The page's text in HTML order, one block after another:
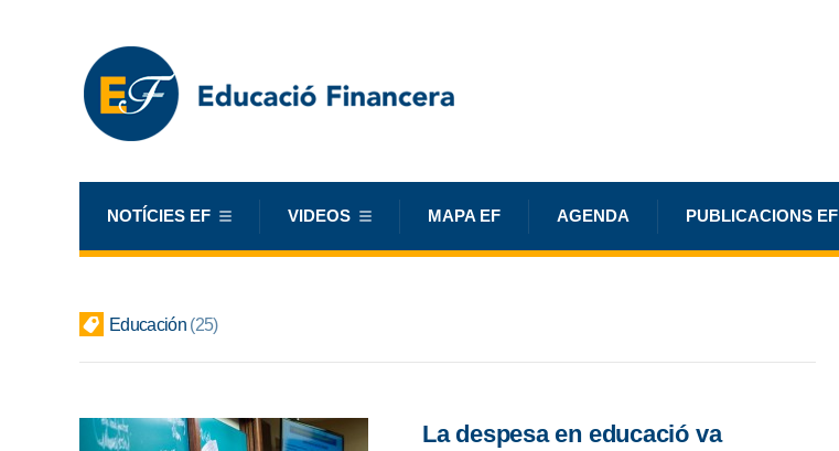
NOTÍCIES EF VIDEOS MAPA EF AGENDA PUBLICACIONS EF
Educación 25
La despesa en educació va